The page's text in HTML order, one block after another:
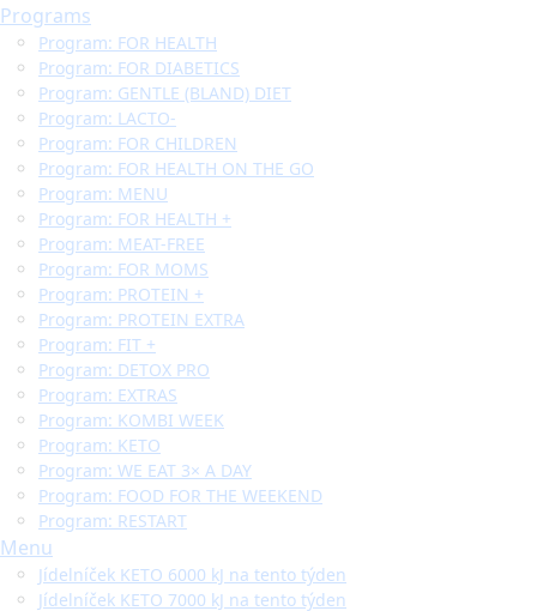
Programs
Program: FOR HEALTH
Program: FOR DIABETICS
Program: GENTLE (BLAND) DIET
Program: LACTO-
Program: FOR CHILDREN
Program: FOR HEALTH ON THE GO
Program: MENU
Program: FOR HEALTH +
Program: MEAT-FREE
Program: FOR MOMS
Program: PROTEIN +
Program: PROTEIN EXTRA
Program: FIT +
Program: DETOX PRO
Program: EXTRAS
Program: KOMBI WEEK
Program: KETO
Program: WE EAT 3× A DAY
Program: FOOD FOR THE WEEKEND
Program: RESTART
Menu
Jídelníček KETO 6000 kJ na tento týden
Jídelníček KETO 7000 kJ na tento týden